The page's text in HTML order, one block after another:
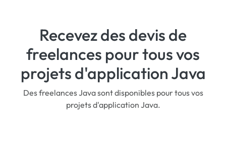
Recevez des devis de
freelances pour tous vos
projets d'application Java
Des freelances Java sont disponibles pour tous vos
projets d'application Java.